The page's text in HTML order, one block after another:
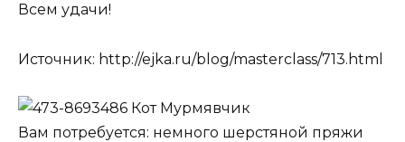
Всем удачи!
Источник: http://ejka.ru/blog/masterclass/713.html
Кот Мурмявчик
Вам потребуется: немного шерстяной пряжи